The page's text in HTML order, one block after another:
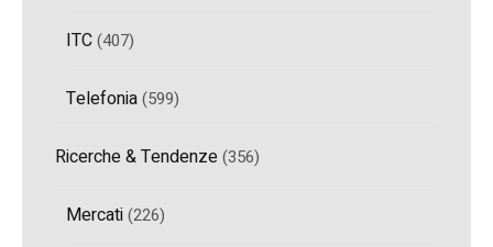
ITC(407)
Telefonia(599)
Ricerche & Tendenze(356)
Mercati(226)